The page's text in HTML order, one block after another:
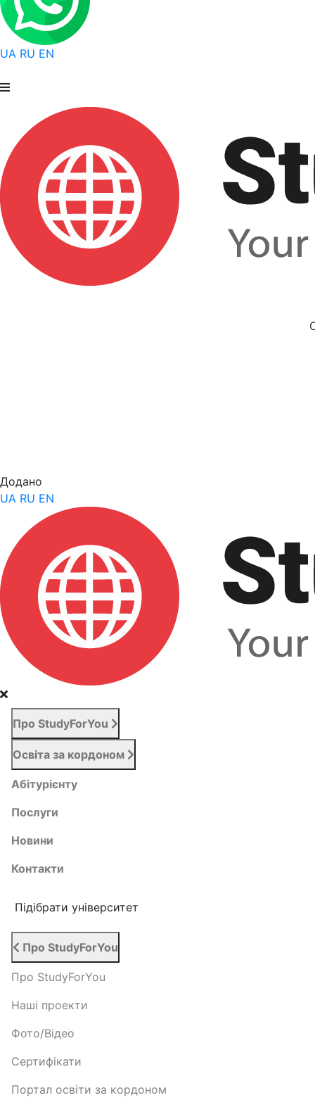
UA RU EN
Додано
UA RU EN
Про StudyForYou
Освіта за кордоном
Абітурієнту
Послуги
Новини
Контакти
Підібрати університет
Про StudyForYou
Про StudyForYou
Наші проекти
Фото/Відео
Сертифікати
Портал освіти за кордоном